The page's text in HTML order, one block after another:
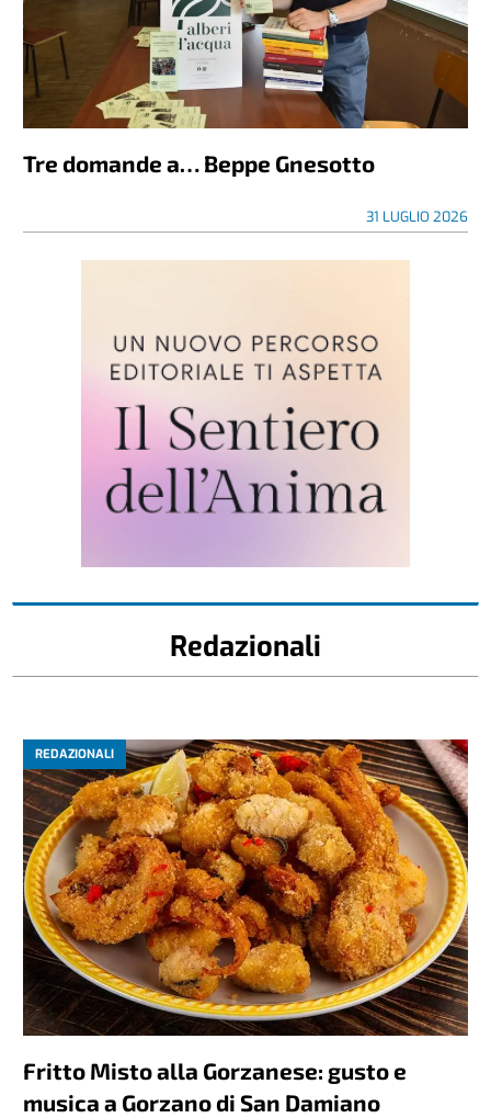
Tre domande a… Beppe Gnesotto
31 LUGLIO 2026
Redazionali
REDAZIONALI
Fritto Misto alla Gorzanese: gusto e
musica a Gorzano di San Damiano